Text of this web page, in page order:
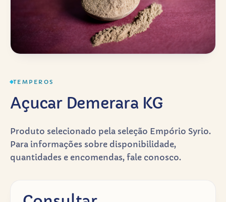
TEMPEROS
Açucar Demerara KG
Produto selecionado pela seleção Empório Syrio.
Para informações sobre disponibilidade,
quantidades e encomendas, fale conosco.